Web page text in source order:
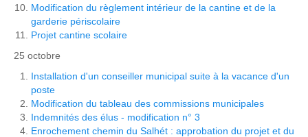
Modification du règlement intérieur de la cantine et de la
garderie périscolaire
Projet cantine scolaire
25 octobre
Installation d'un conseiller municipal suite à la vacance d'un
poste
Modification du tableau des commissions municipales
Indemnités des élus - modification n° 3
Enrochement chemin du Salhét : approbation du projet et du